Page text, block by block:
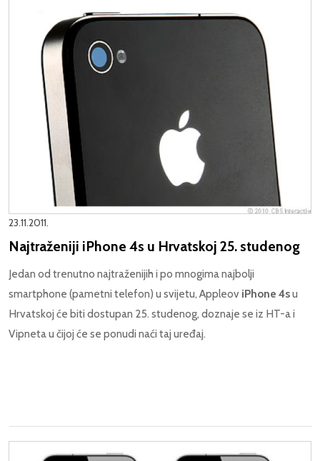
23.11.2011.
Najtraženiji iPhone 4s u Hrvatskoj 25. studenog
Jedan od trenutno najtraženijih i po mnogima najbolji
smartphone (pametni telefon) u svijetu, Appleov iPhone 4su
Hrvatskoj će biti dostupan 25. studenog, doznaje se iz HT-a i
Vipneta u čijoj će se ponudi naći taj uređaj.